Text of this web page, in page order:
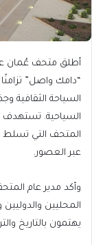
“دامك واصل”
السياحة الثقافية
السياحية. تستهدف
المتحف التي تسلط
عبر العصور.
وأكد مدير عام
المحليين
يهتمون بالتاريخ